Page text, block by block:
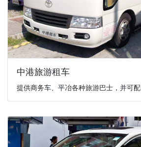
中港旅游租车
提供商务车、平冶各种旅游巴士，并可配